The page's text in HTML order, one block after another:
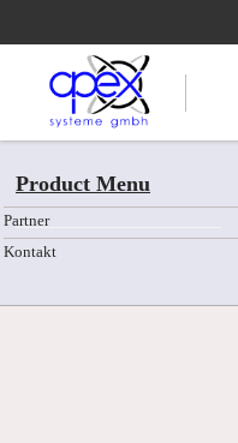
Product Menu
Partner
Kontakt